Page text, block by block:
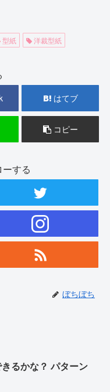
型紙 洋裁型紙
はてブ
コピー
する
ぼちぼち
きるかな？ パターン